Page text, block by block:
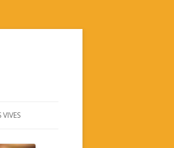
VIVES